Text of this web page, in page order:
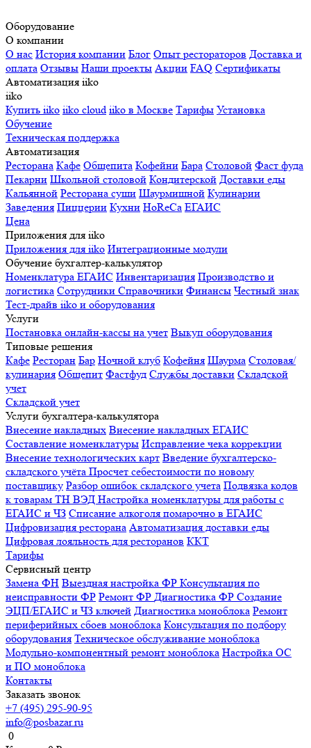
Оборудование
О компании
О нас История компании Блог Опыт рестораторов Доставка и
оплата Отзывы Наши проекты Акции FAQ Сертификаты
Автоматизация iiko
iiko
Купить iiko iiko cloud iiko в Москве Тарифы Установка
Обучение
Техническая поддержка
Автоматизация
Ресторана Кафе Общепита Кофейни Бара Столовой Фаст фуда
Пекарни Школьной столовой Кондитерской Доставки еды
Кальянной Ресторана суши Шаурмишной Кулинарии
Заведения Пиццерии Кухни HoReCa ЕГАИС
Цена
Приложения для iiko
Приложения для iiko Интеграционные модули
Обучение бухгалтер-калькулятор
Номенклатура ЕГАИС Инвентаризация Производство и
логистика Сотрудники Справочники Финансы Честный знак
Тест-драйв iiko и оборудования
Услуги
Постановка онлайн-кассы на учет Выкуп оборудования
Типовые решения
Кафе Ресторан Бар Ночной клуб Кофейня Шаурма Столовая/
кулинария Общепит Фастфуд Службы доставки Складской
учет
Складской учет
Услуги бухгалтера-калькулятора
Внесение накладных Внесение накладных ЕГАИС
Составление номенклатуры Исправление чека коррекции
Внесение технологических карт Введение бухгалтерско-
складского учёта Просчет себестоимости по новому
поставщику Разбор ошибок складского учета Подвязка кодов
к товарам ТН ВЭД Настройка номенклатуры для работы с
ЕГАИС и ЧЗ Списание алкоголя помарочно в ЕГАИС
Цифровизация ресторана Автоматизация доставки еды
Цифровая лояльность для ресторанов ККТ
Тарифы
Сервисный центр
Замена ФН Выездная настройка ФР Консультация по
неисправности ФР Ремонт ФР Диагностика ФР Создание
ЭЦП/ЕГАИС и ЧЗ ключей Диагностика моноблока Ремонт
периферийных сбоев моноблока Консультация по подбору
оборудования Техническое обслуживание моноблока
Модульно-компонентный ремонт моноблока Настройка ОС
и ПО моноблока
Контакты
Заказать звонок
+7 (495) 295-90-95
info@posbazar.ru
0